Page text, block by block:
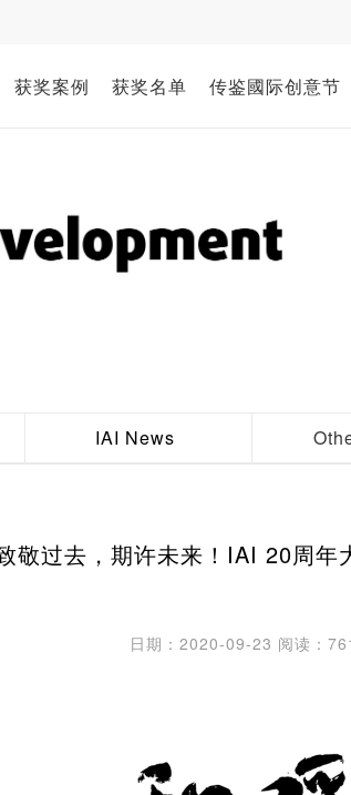
获奖案例 获奖名单 传鉴國际创意节
IAI News
敬过去，期许未来！IAI 20周年
日期：2020-09-23 阅读：